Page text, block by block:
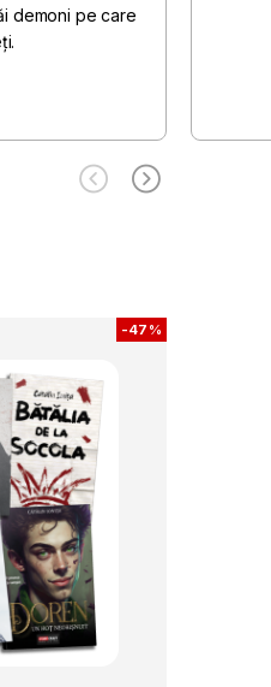
demoni pe care
-47%